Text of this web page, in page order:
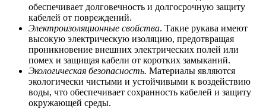
обеспечивает долговечность и долгосрочную защиту
кабелей от повреждений.
Электроизоляционные свойства. Такие рукава имеют
высокую электрическую изоляцию, предотвращая
проникновение внешних электрических полей или
помех и защищая кабели от коротких замыканий.
Экологическая безопасность. Материалы являются
экологически чистыми и устойчивыми к воздействию
воды, что обеспечивает сохранность кабелей и защиту
окружающей среды.